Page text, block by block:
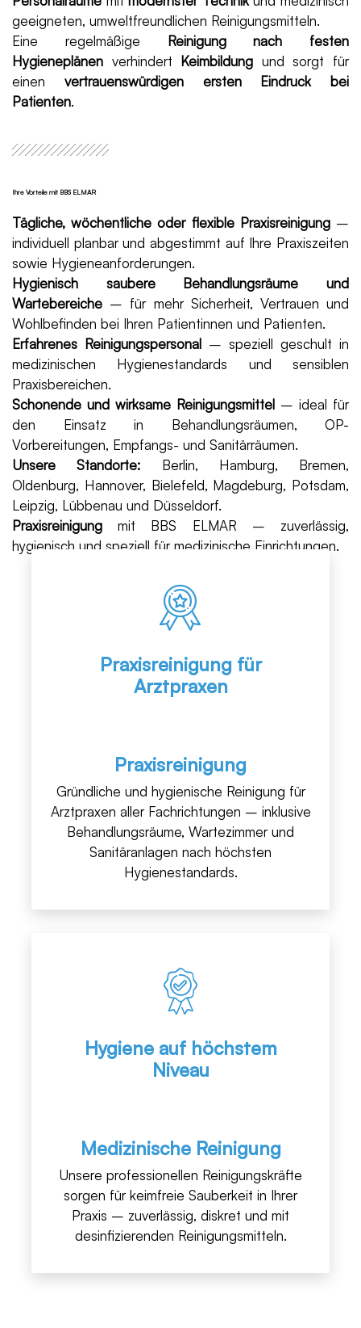
geeigneten, umweltfreundlichen Reinigungsmitteln.
Eine regelmäßige
Reinigung nach festen
Hygieneplänen verhindert Keimbildung und sorgt für
einen vertrauenswürdigen ersten Eindruck bei
Patienten.
Ihre Vorteile mit BBS ELMAR
Tägliche, wöchentliche oder flexible Praxisreinigung–
individuell planbar und abgestimmt auf Ihre Praxiszeiten
sowie Hygieneanforderungen.
Hygienisch saubere Behandlungsräume und
Wartebereiche – für mehr Sicherheit, Vertrauen und
Wohlbefinden bei Ihren Patientinnen und Patienten.
Erfahrenes Reinigungspersonal – speziell geschult in
medizinischen Hygienestandards und sensiblen
Praxisbereichen.
Schonende und wirksame Reinigungsmittel – ideal für
den Einsatz in Behandlungsräumen, OP-
Vorbereitungen, Empfangs- und Sanitärräumen.
Unsere Standorte: Berlin, Hamburg, Bremen,
Oldenburg, Hannover, Bielefeld, Magdeburg, Potsdam,
Leipzig, Lübbenau und Düsseldorf.
Praxisreinigung mit BBS ELMAR – zuverlässig,
hygienisch und speziell für medizinische Einrichtungen.
Praxisreinigung für
Arztpraxen
Praxisreinigung
Gründliche und hygienische Reinigung für
Arztpraxen aller Fachrichtungen – inklusive
Behandlungsräume, Wartezimmer und
Sanitäranlagen nach höchsten
Hygienestandards.
Hygiene auf höchstem
Niveau
Medizinische Reinigung
Unsere professionellen Reinigungskräfte
sorgen für keimfreie Sauberkeit in Ihrer
Praxis – zuverlässig, diskret und mit
desinfizierenden Reinigungsmitteln.